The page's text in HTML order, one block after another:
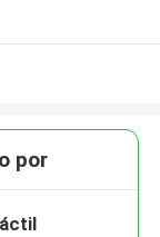
por